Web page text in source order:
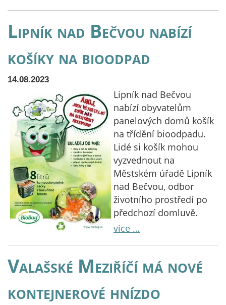
Lipník nad Bečvou nabízí
košíky na bioodpad
14.08.2023
Lipník nad Bečvou
nabízí obyvatelům
panelových domů košík
na třídění bioodpadu.
Lidé si košík mohou
vyzvednout na
Městském úřadě Lipník
nad Bečvou, odbor
životního prostředí po
předchozí domluvě.
více …
Valašské Meziříčí má nové
kontejnerové hnízdo